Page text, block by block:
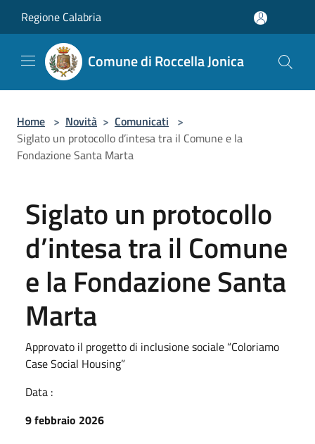
Regione Calabria
Comune di Roccella Jonica
Home > Novità > Comunicati >
Siglato un protocollo d’intesa tra il Comune e la
Fondazione Santa Marta
Siglato un protocollo
d’intesa tra il Comune
e la Fondazione Santa
Marta
Approvato il progetto di inclusione sociale “Coloriamo
Case Social Housing”
Data :
9 febbraio 2026